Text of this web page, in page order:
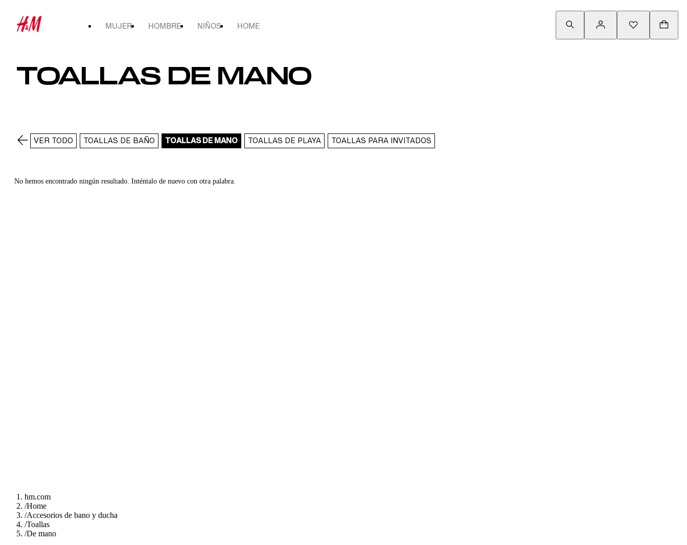
MUJER HOMBRE NIÑOS HOME
TOALLAS DE MANO
VER TODO TOALLAS DE BAÑO TOALLAS DE MANO TOALLAS DE PLAYA TOALLAS PARA INVITADOS
No hemos encontrado ningún resultado. Inténtalo de nuevo con otra palabra.
hm.com
/Home
/Accesorios de bano y ducha
/Toallas
/De mano